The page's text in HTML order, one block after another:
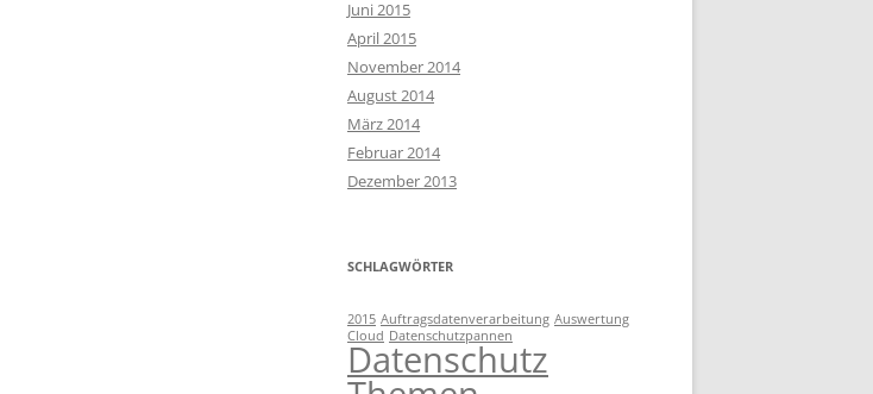
RECHTE DER BETROFFENEN
GRUNDREGELN DES DS
EINEN DSB
Juni 2015
April 2015
November 2014
August 2014
März 2014
Februar 2014
Dezember 2013
SCHLAGWÖRTER
2015 Auftragsdatenverarbeitung Auswertung
Cloud Datenschutzpannen
Datenschutz